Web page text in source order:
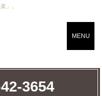
CLOSE
3654
～14:00
」。
MENU
3654